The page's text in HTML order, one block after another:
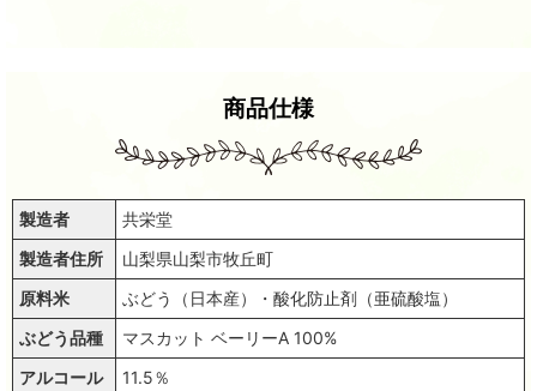
商品仕様
製造者
共栄堂
製造者住所
山梨県山梨市牧丘町
原料米
ぶどう（日本産）・酸化防止剤（亜硫酸塩）
ぶどう品種
マスカット ベーリーA 100%
アルコール
11.5％